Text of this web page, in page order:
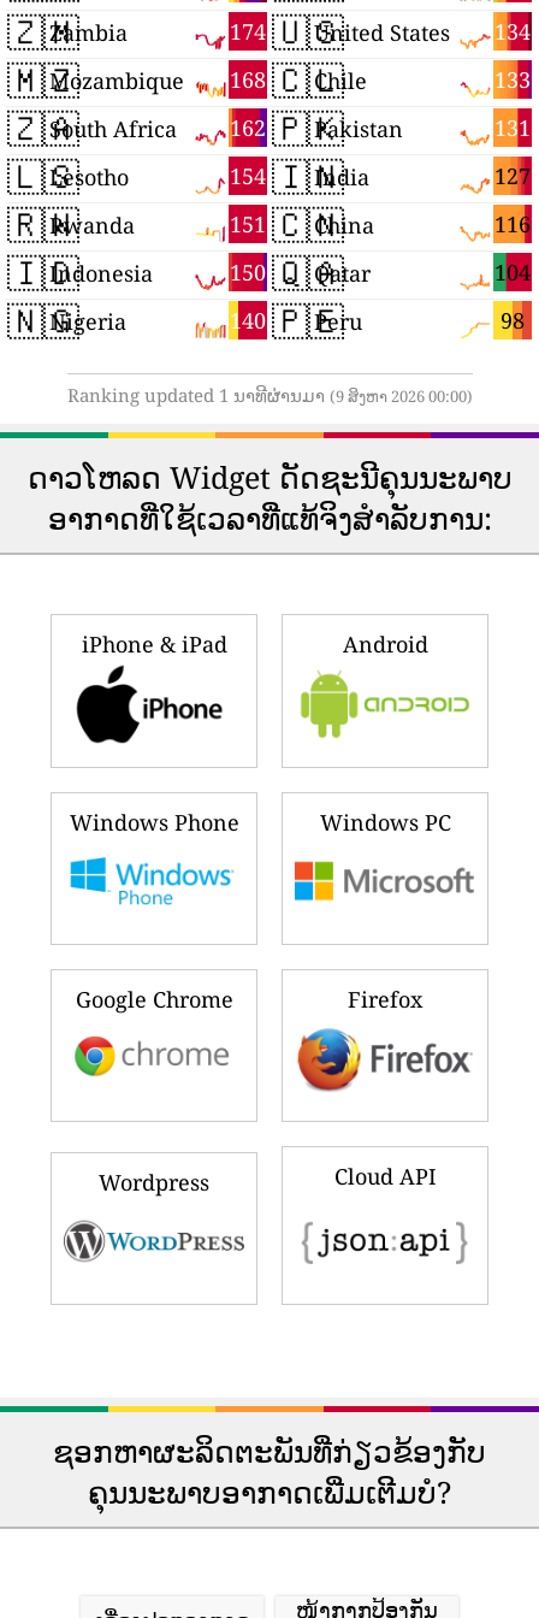
🇿🇲
174
Zambia
🇲🇿 168
Mozambique
🇿🇦 162
South Africa
🇱🇸 154
Lesotho
🇷🇼 151
Rwanda
🇮🇩 150
Indonesia
🇳🇬 140
Nigeria
🇺🇸
134
United States
🇨🇱 133
Chile
🇵🇰 131
Pakistan
🇮🇳 127
India
🇨🇳 116
China
🇶🇦 104
Qatar
🇵🇪 98
Peru
Ranking updated 1 ນາທີຜ່ານມາ (9 ສິງຫາ 2026 00:00)
ດາວ​ໂຫລດ Widget ດັດ​ຊະ​ນີ​ຄຸນ​ນະ​ພາບ​
ອາ​ກາດ​ທີ່​ໃຊ້​ເວ​ລາ​ທີ່​ແທ້​ຈິງ​ສໍາ​ລັບ​ການ​:
iPhone & iPad Android
Windows Phone Windows PC
Google Chrome Firefox
Wordpress Cloud API
ຊອກຫາຜະລິດຕະພັນທີ່ກ່ຽວຂ້ອງກັບ
ຄຸນນະພາບອາກາດເພີ່ມເຕີມບໍ?
ໜ້າກາກປ້ອງກັນ